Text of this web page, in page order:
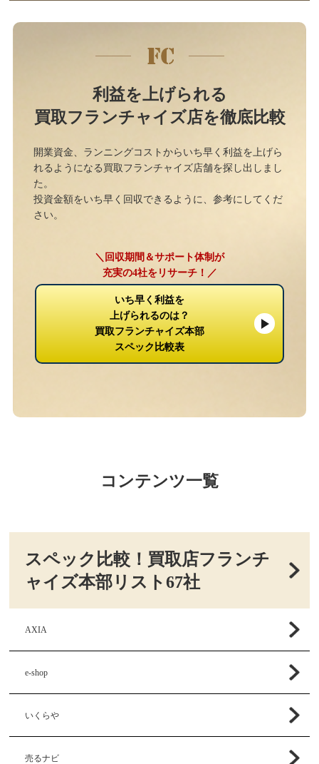
利益を上げられる
買取フランチャイズ店を徹底比較
開業資金、ランニングコストからいち早く利益を上げら
れるようになる買取フランチャイズ店舗を探し出しまし
た。
投資金額をいち早く回収できるように、参考にしてくだ
さい。
＼回収期間＆サポート体制が
充実の4社をリサーチ！／
いち早く利益を
上げられるのは？
買取フランチャイズ本部
スペック比較表
コンテンツ一覧
スペック比較！買取店フランチ
ャイズ本部リスト67社
AXIA
e-shop
いくらや
売るナビ